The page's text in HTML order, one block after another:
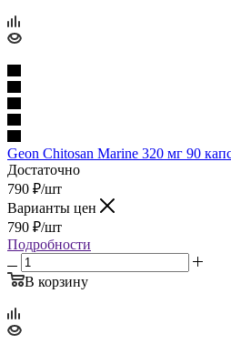
Geon Chitosan Marine 320 мг 90
Достаточно
790 ₽/шт
Варианты цен
790 ₽/шт
Подробности
В корзину